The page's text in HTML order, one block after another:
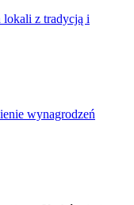
z tradycją i
wynagrodzeń